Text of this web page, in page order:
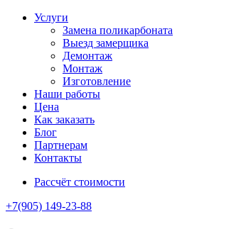
Услуги
Замена поликарбоната
Выезд замерщика
Демонтаж
Монтаж
Изготовление
Наши работы
Цена
Как заказать
Блог
Партнерам
Контакты
Рассчёт стоимости
+7(905) 149-23-88